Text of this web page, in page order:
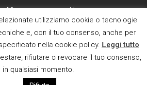
CI TROVI ANCHE SU
utilizziamo cookie o tecnologie
e, con il tuo consenso, anche per
nella cookie policy. Leggi tutto
rifiutare o revocare il tuo consenso,
in qualsiasi momento.